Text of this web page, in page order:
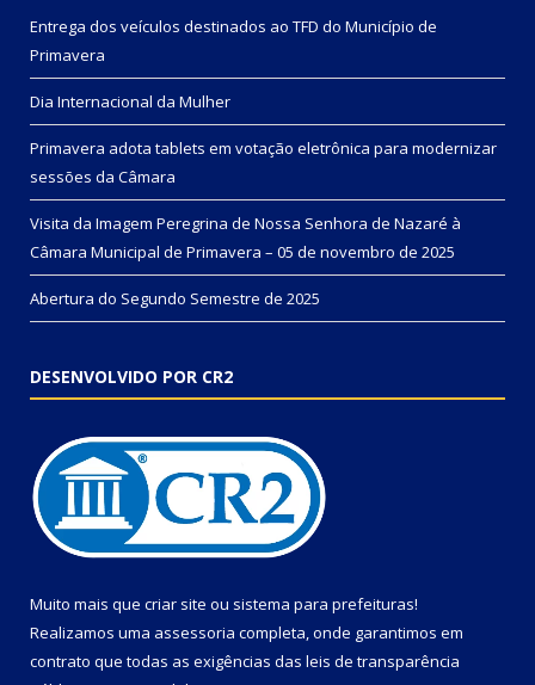
Entrega dos veículos destinados ao TFD do Município de
Primavera
Dia Internacional da Mulher
Primavera adota tablets em votação eletrônica para modernizar
sessões da Câmara
Visita da Imagem Peregrina de Nossa Senhora de Nazaré à
Câmara Municipal de Primavera – 05 de novembro de 2025
Abertura do Segundo Semestre de 2025
DESENVOLVIDO POR CR2
Muito mais que criar site ou sistema para prefeituras!
Realizamos uma assessoria completa, onde garantimos em
contrato que todas as exigências das leis de transparência